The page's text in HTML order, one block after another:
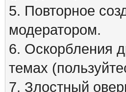
5. Повторное
модератором.
6. Оскорбления
темах
7. Злостный